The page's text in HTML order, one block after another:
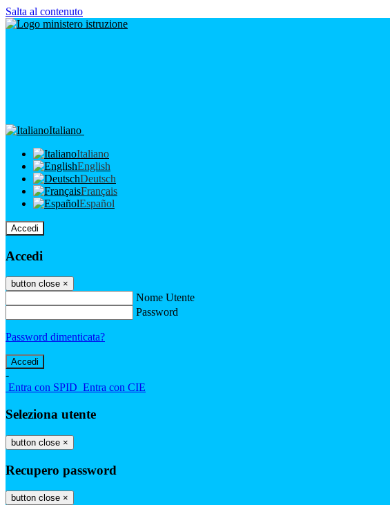
Salta al contenuto
Italiano
Italiano
English
Deutsch
Français
Español
Accedi
Accedi
button close ×
Nome Utente
Password
Password dimenticata?
-
Entra con SPID Entra con CIE
Seleziona utente
button close ×
Recupero password
button close ×